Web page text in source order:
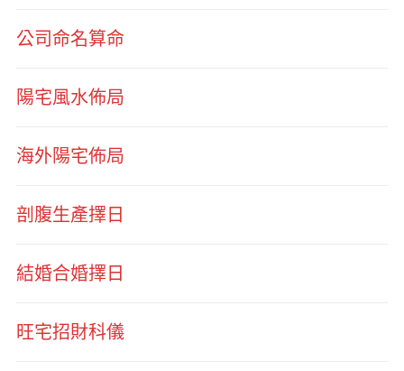
公司命名算命
陽宅風水佈局
海外陽宅佈局
剖腹生產擇日
結婚合婚擇日
旺宅招財科儀